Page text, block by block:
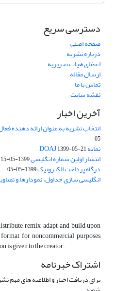
دسترسی سریع
صفحه اصلی
درباره نشریه
اعضای هیات تحریریه
ارسال مقاله
تماس با ما
نقشه سایت
آخرین اخبار
انتخاب نشریه به عنوان ارائه دهنده فعال
05
نمایه DOAJ1399-05-21
انتشار اولین شماره انگلیسی1399-05-15
درگاه پرداخت الکترونیک1399-05-05
انگلیسی سازی جداول، نمودارها و
remix, adapt, and build upon
for noncommercial purposes
is given to the creator.
اشتراک خبرنامه
برای دریافت اخبار و اطلاعیه های مهم